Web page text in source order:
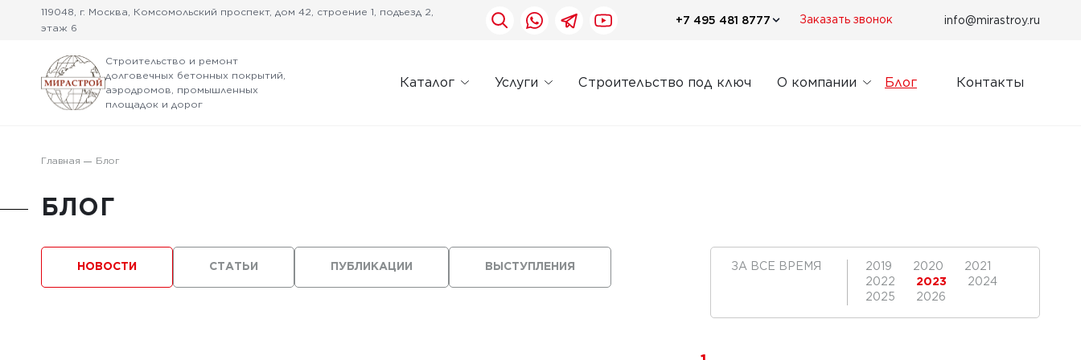
119048, г. Москва, Комсомольский проспект, дом 42, строение 1, подъезд 2,
этаж 6
+7 495 481 8777 Заказать звонок info@mirastroy.ru
Строительство и ремонт
долговечных бетонных покрытий,
аэродромов, промышленных
площадок и дорог
Каталог Услуги Строительство под ключ О компании Блог Контакты
Главная Блог
БЛОГ
ВЫСТУПЛЕНИЯ
ПУБЛИКАЦИИ
НОВОСТИ СТАТЬИ ЗА ВСЕ ВРЕМЯ 2019 2020
2021
2022
2023
2024
2025
2026